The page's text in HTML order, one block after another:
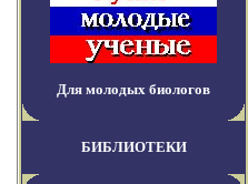
Для молодых биологов
БИБЛИОТЕКИ